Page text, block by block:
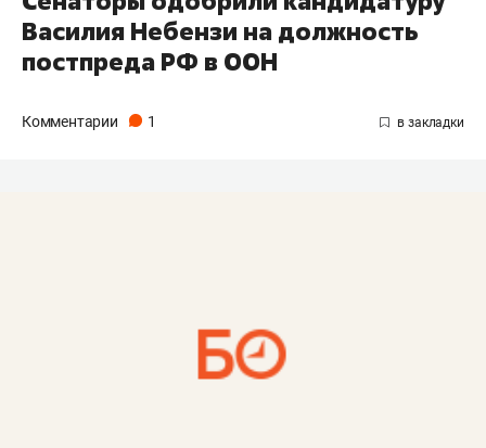
Василия Небензи на должность
постпреда РФ в ООН
Комментарии 1